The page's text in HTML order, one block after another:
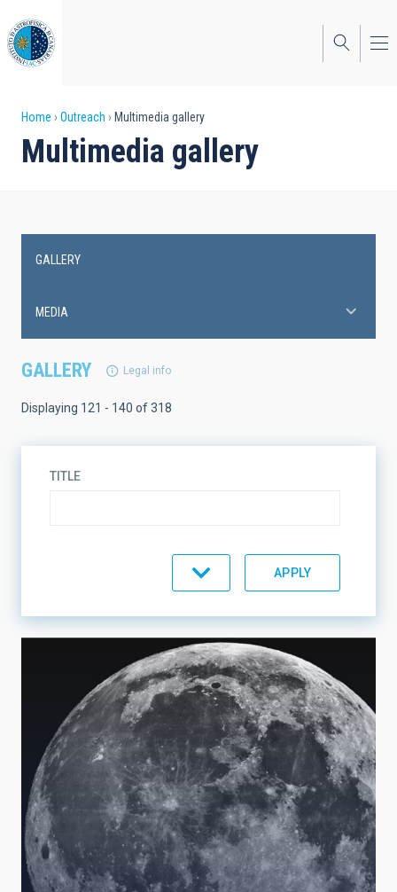
to
main
content
Breadcrumb
Home Outreach Multimedia gallery
Multimedia gallery
GALLERY Legal info
Displaying 121 - 140 of 318
TITLE
LINES OF RESEARCH
LINES OF INSTRUMENTATION
IACTEC LINES
navigation
GALLERY
MEDIA